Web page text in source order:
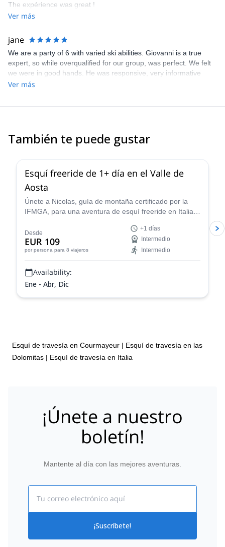
The expérience was great !
Ver más
jane
We are a party of 6 with varied ski abilities. Giovanni is a true
expert, so while overqualified for our group, was perfect. We felt
we were in good hands. He was responsive, very informative
about the ski area as well as local history, in tune with our
Ver más
También te puede gustar
Esquí freeride de 1+ día en el Valle de
Aosta
Únete a Nicolas, guía de montaña certificado por la
IFMGA, para una aventura de esquí freeride en Italia.
el Valle de Aosta!
Desde
EUR 109
por persona para 8 viajeros
+1 días
Intermedio
Intermedio
Availability:
Ene - Abr, Dic
Esquí de travesía en Courmayeur | Esquí de travesía en las
Dolomitas | Esquí de travesía en Italia
¡Únete a nuestro
boletín!
Mantente al día con las mejores aventuras.
¡Suscríbete!